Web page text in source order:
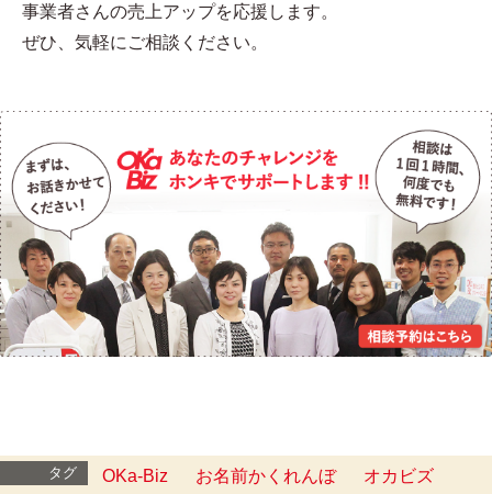
事業者さんの売上アップを応援します。
ぜひ、気軽にご相談ください。
タグ OKa-Biz お名前かくれんぼ
オカビズ